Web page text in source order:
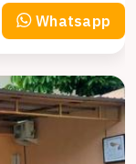
Whatsapp